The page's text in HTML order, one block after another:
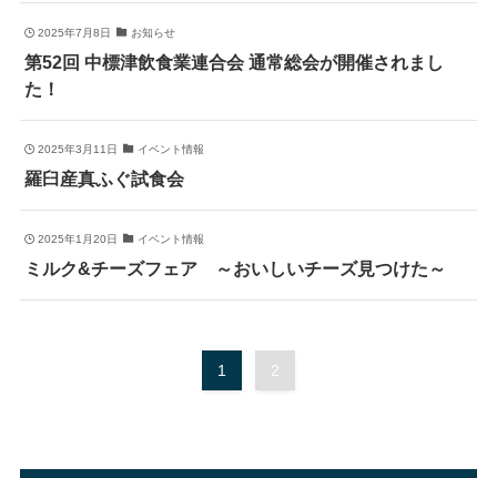
2025年7月8日 お知らせ
第52回 中標津飲食業連合会 通常総会が開催されまし
た！
2025年3月11日 イベント情報
羅臼産真ふぐ試食会
2025年1月20日 イベント情報
ミルク&チーズフェア ～おいしいチーズ見つけた～
1 2